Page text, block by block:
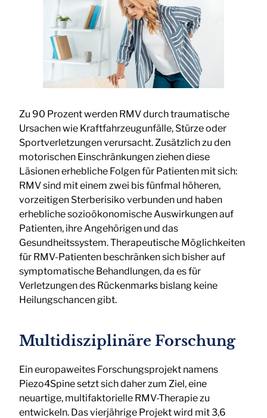
Zu 90 Prozent werden RMV durch traumatische
Ursachen wie Kraftfahrzeugunfälle, Stürze oder
Sportverletzungen verursacht. Zusätzlich zu den
motorischen Einschränkungen ziehen diese
Läsionen erhebliche Folgen für Patienten mit sich:
RMV sind mit einem zwei bis fünfmal höheren,
vorzeitigen Sterberisiko verbunden und haben
erhebliche sozioökonomische Auswirkungen auf
Patienten, ihre Angehörigen und das
Gesundheitssystem. Therapeutische Möglichkeiten
für RMV-Patienten beschränken sich bisher auf
symptomatische Behandlungen, da es für
Verletzungen des Rückenmarks bislang keine
Heilungschancen gibt.
Multidisziplinäre Forschung
Ein europaweites Forschungsprojekt namens
Piezo4Spine setzt sich daher zum Ziel, eine
neuartige, multifaktorielle RMV-Therapie zu
entwickeln. Das vierjährige Projekt wird mit 3,6